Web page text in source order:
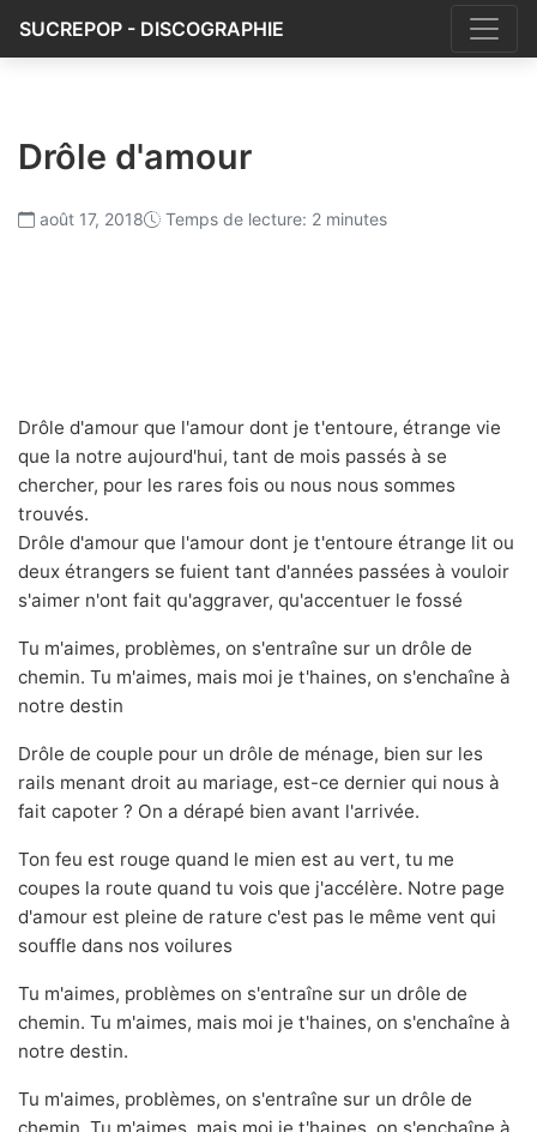
SUCREPOP - DISCOGRAPHIE
Drôle d'amour
août 17, 2018 Temps de lecture: 2 minutes
Drôle d'amour que l'amour dont je t'entoure, étrange vie
que la notre aujourd'hui, tant de mois passés à se
chercher, pour les rares fois ou nous nous sommes
trouvés.
Drôle d'amour que l'amour dont je t'entoure étrange lit ou
deux étrangers se fuient tant d'années passées à vouloir
s'aimer n'ont fait qu'aggraver, qu'accentuer le fossé
Tu m'aimes, problèmes, on s'entraîne sur un drôle de
chemin. Tu m'aimes, mais moi je t'haines, on s'enchaîne à
notre destin
Drôle de couple pour un drôle de ménage, bien sur les
rails menant droit au mariage, est-ce dernier qui nous à
fait capoter ? On a dérapé bien avant l'arrivée.
Ton feu est rouge quand le mien est au vert, tu me
coupes la route quand tu vois que j'accélère. Notre page
d'amour est pleine de rature c'est pas le même vent qui
souffle dans nos voilures
Tu m'aimes, problèmes on s'entraîne sur un drôle de
chemin. Tu m'aimes, mais moi je t'haines, on s'enchaîne à
notre destin.
Tu m'aimes, problèmes, on s'entraîne sur un drôle de